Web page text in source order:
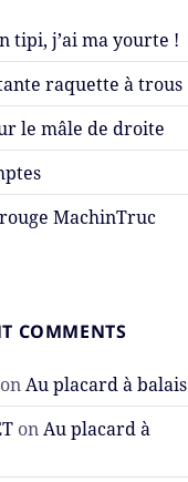
tipi, j’ai ma yourte !
raquette à trous
le mâle de droite
MachinTruc
COMMENTS
onAu placard à balais
onAu placard à